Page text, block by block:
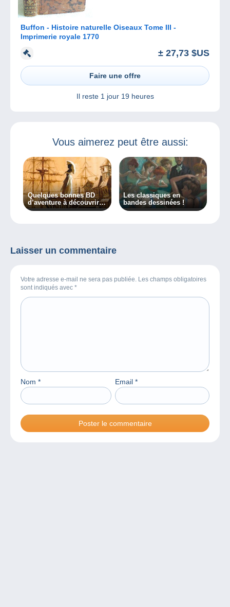
Buffon - Histoire naturelle Oiseaux Tome III -
Imprimerie royale 1770
± 27,73 $US
Faire une offre
Il reste 1 jour 19 heures
Vous aimerez peut être aussi:
Quelques bonnes BD
d’aventure à découvrir
absolument !
Les classiques en
bandes dessinées !
Laisser un commentaire
Votre adresse e-mail ne sera pas publiée. Les champs obligatoires
sont indiqués avec *
Nom * Email *